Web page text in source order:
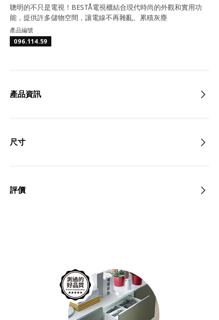
聰明的不只是電視！BESTÅ電視櫃結合現代時尚的外觀和實用功
能，提供許多儲物空間，讓電線不再雜亂、累積灰塵
產品編號
096.114.59
產品資訊
尺寸
評價